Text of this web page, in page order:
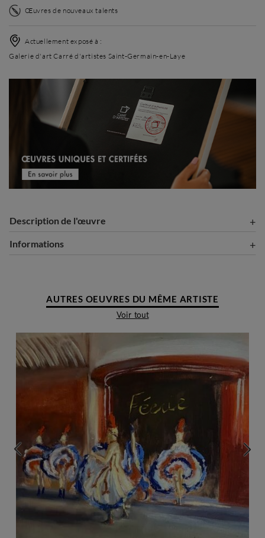
Œuvres de nouveaux talents
Actuellement exposé à :
Galerie d'art Carré d'artistes Saint-Germain-en-Laye
Description de l'œuvre
Informations
AUTRES OEUVRES DU MÊME ARTISTE
Voir tout